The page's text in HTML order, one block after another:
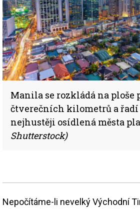
Manila se rozkládá na ploše
čtverečních kilometrů a řadí
nejhustěji osídlená města
Shutterstock)
Nepočítáme-li nevelký Východní